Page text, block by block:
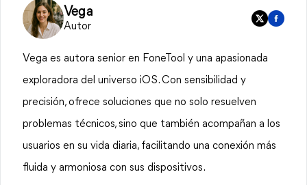
Vega
Autor
Vega es autora senior en FoneTool y una apasionada
exploradora del universo iOS. Con sensibilidad y
precisión, ofrece soluciones que no solo resuelven
problemas técnicos, sino que también acompañan a los
usuarios en su vida diaria, facilitando una conexión más
fluida y armoniosa con sus dispositivos.